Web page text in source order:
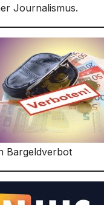
Journalismus.
Bargeldverbot